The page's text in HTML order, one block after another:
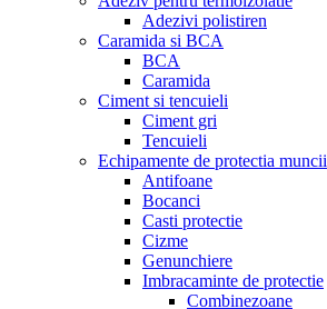
Adezivi polistiren
Caramida si BCA
BCA
Caramida
Ciment si tencuieli
Ciment gri
Tencuieli
Echipamente de protectia muncii
Antifoane
Bocanci
Casti protectie
Cizme
Genunchiere
Imbracaminte de protectie
Combinezoane